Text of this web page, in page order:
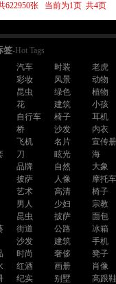
622950张 当前为1页 共4
签-Hot Tags
汽车 时装
老虎
彩妆 风景
动物
昆虫 绿色
植物
花 建筑
小孩
自行车 椅子
耳机
桥 沙发
内衣
飞机 名片
宣传册
刀 眩光
海
品牌 自然
大象
披萨 人像
摩托车
艺术 高清
椅子
男人 少妇
宗教
昆虫 披萨
面包
街道 公路
冰箱
沙发 建筑
手机
时尚 奢侈
凳子
红酒 画册
肖像
纪实 别墅
高跟鞋